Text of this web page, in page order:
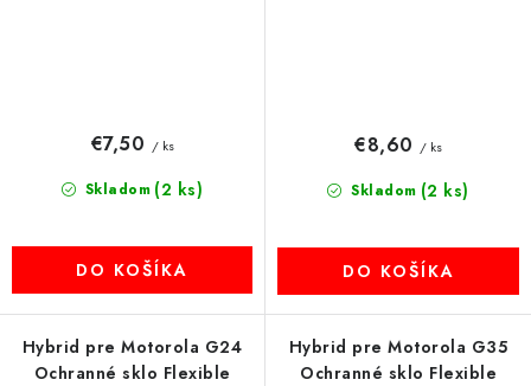
Skladom (2 ks)
€7,50 / ks
DO KOŠÍKA
Skladom (2 ks)
€8,60 / ks
DO KOŠÍKA
Hybrid pre Motorola G24
Ochranné sklo Flexible
Hybrid pre Motorola G35
Ochranné sklo Flexible